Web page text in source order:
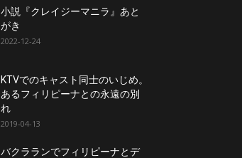
小説『クレイジーマニラ』あと
がき
2022-12-24
KTVでのキャスト同士のいじめ。
あるフィリピーナとの永遠の別
れ
2019-04-13
バクラランでフィリピーナとデ